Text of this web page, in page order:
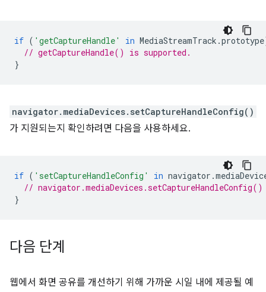
if ( 'getCaptureHandle' in MediaStreamTrack .prototype
// getCaptureHandle() is supported.
}
navigator.mediaDevices.setCaptureHandleConfig()
가 지원되는지 확인하려면 다음을 사용하세요.
if ( 'setCaptureHandleConfig' in navigator .
//
}
다음 단계
웹에서 화면 공유를 개선하기 위해 가까운 시일 내에 제공될 예